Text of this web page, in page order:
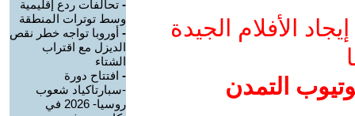
الأفلام الجيدة
التمدن
- تحالفات ردع إقليمية
وسط توترات المنطقة
- أوروبا تواجه خطر نقص
الديزل مع اقتراب
الشتاء
- افتتاح دورة
-سبارتاكياد شعوب
روسيا- 2026 في